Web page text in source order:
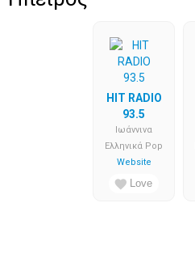
HIT RADIO
93.5
Iωάννινα
Ελληνικά Pop
Website
Love